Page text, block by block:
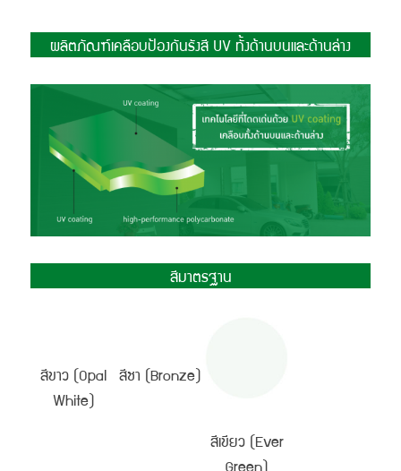
ผลิตภัณฑ์เคลือบป้องกันรังสี UV ทั้งด้านบนและด้านล่าง
สีมาตรฐาน
สีขาว (Opal
White)
สีชา (Bronze)
สีเขียว (Ever